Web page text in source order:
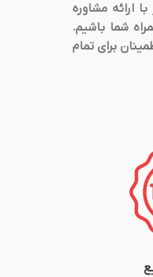
ارائه مشاوره
شما باشیم.
برای تمام